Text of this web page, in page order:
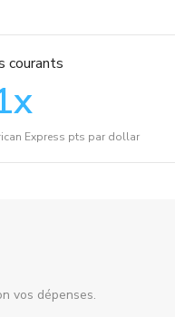
courants
x
Express pts par dollar
vos dépenses.